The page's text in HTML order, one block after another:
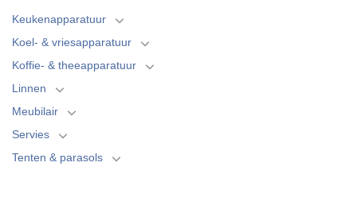
Keukenapparatuur
Koel- & vriesapparatuur
Koffie- & theeapparatuur
Linnen
Meubilair
Servies
Tenten & parasols